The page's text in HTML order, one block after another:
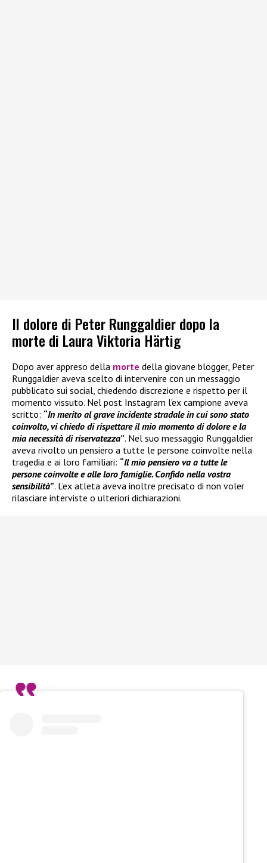
Il dolore di Peter Runggaldier dopo la
morte di Laura Viktoria Härtig
Dopo aver appreso della morte della giovane blogger, Peter
Runggaldier aveva scelto di intervenire con un messaggio
pubblicato sui social, chiedendo discrezione e rispetto per il
momento vissuto. Nel post Instagram l’ex campione aveva
scritto: “In merito al grave incidente stradale in cui sono stato
coinvolto, vi chiedo di rispettare il mio momento di dolore e la
mia necessità di riservatezza”. Nel suo messaggio Runggaldier
aveva rivolto un pensiero a tutte le persone coinvolte nella
tragedia e ai loro familiari: “Il mio pensiero va a tutte le
persone coinvolte e alle loro famiglie. Confido nella vostra
sensibilità”. L’ex atleta aveva inoltre precisato di non voler
rilasciare interviste o ulteriori dichiarazioni.